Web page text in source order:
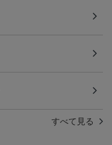
すべて見る